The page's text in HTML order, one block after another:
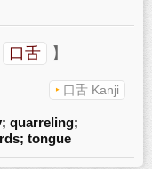
口舌 】
口舌 Kanji
quarreling;
tongue